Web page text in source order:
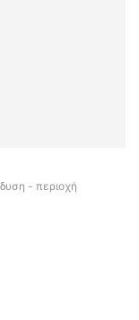
- περιοχή